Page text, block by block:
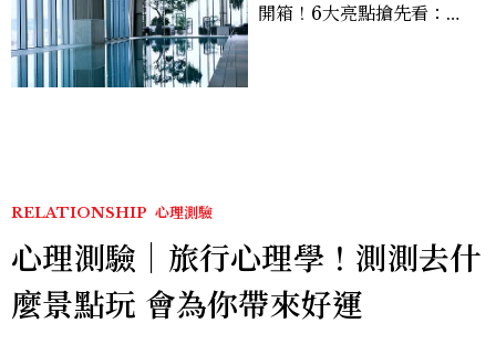
開箱！6大亮點搶先看：新
RELATIONSHIP 心理測驗
心理測驗｜旅行心理學！測測去什
麼景點玩 會為你帶來好運